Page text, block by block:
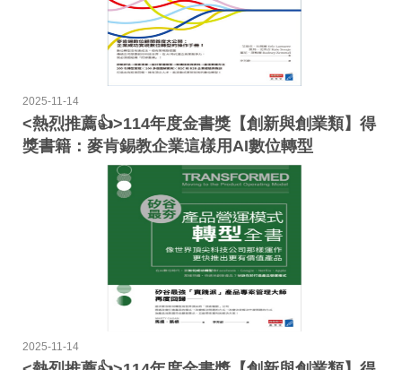
2025-11-14
<熱烈推薦👍>114年度金書獎【創新與創業類】得
獎書籍：麥肯錫教企業這樣用AI數位轉型
2025-11-14